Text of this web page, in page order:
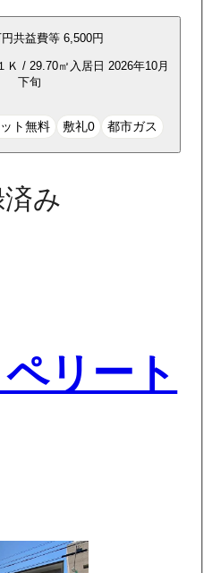
円共益費等 6,500円
Ｋ / 29.70㎡ 入居日 2026年10月
下旬
ト無料 敷礼0 都市ガス
み
リート